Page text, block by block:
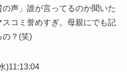
の声」誰が言ってるのか聞いた
ミ誉めすぎ。母親にでも記
の？(笑)
)11:13:04